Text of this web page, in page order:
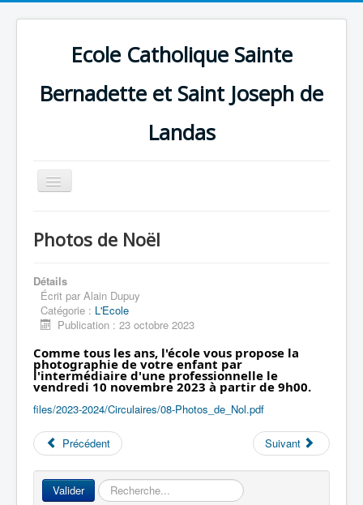
Ecole Catholique Sainte
Bernadette et Saint Joseph de
Landas
Basculer
la
L'Ecole
La vie dans les classes
Photos de Noël
Détails
Écrit par Alain Dupuy
Catégorie : L'Ecole
Publication : 23 octobre 2023
Comme tous les ans, l'école vous propose la
photographie de votre enfant par
l'intermédiaire d'une professionnelle le
vendredi 10 novembre 2023 à partir de 9h00.
files/2023-2024/Circulaires/08-Photos_de_Nol.pdf
Précédent Suivant
Valider Rechercher